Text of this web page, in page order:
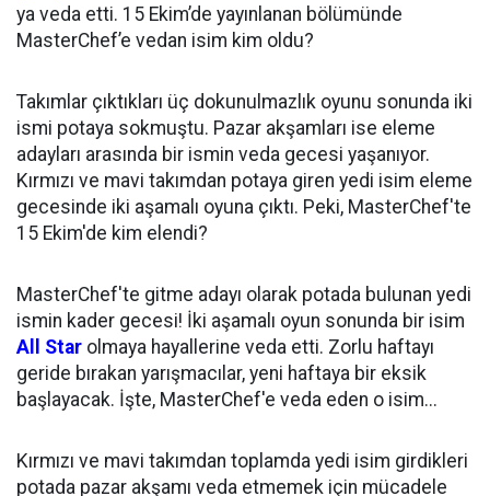
ya veda etti. 15 Ekim’de yayınlanan bölümünde
MasterChef’e vedan isim kim oldu?
Takımlar çıktıkları üç dokunulmazlık oyunu sonunda iki
ismi potaya sokmuştu. Pazar akşamları ise eleme
adayları arasında bir ismin veda gecesi yaşanıyor.
Kırmızı ve mavi takımdan potaya giren yedi isim eleme
gecesinde iki aşamalı oyuna çıktı. Peki, MasterChef'te
15 Ekim'de kim elendi?
MasterChef'te gitme adayı olarak potada bulunan yedi
ismin kader gecesi! İki aşamalı oyun sonunda bir isim
All Star olmaya hayallerine veda etti. Zorlu haftayı
geride bırakan yarışmacılar, yeni haftaya bir eksik
başlayacak. İşte, MasterChef'e veda eden o isim...
Kırmızı ve mavi takımdan toplamda yedi isim girdikleri
potada pazar akşamı veda etmemek için mücadele